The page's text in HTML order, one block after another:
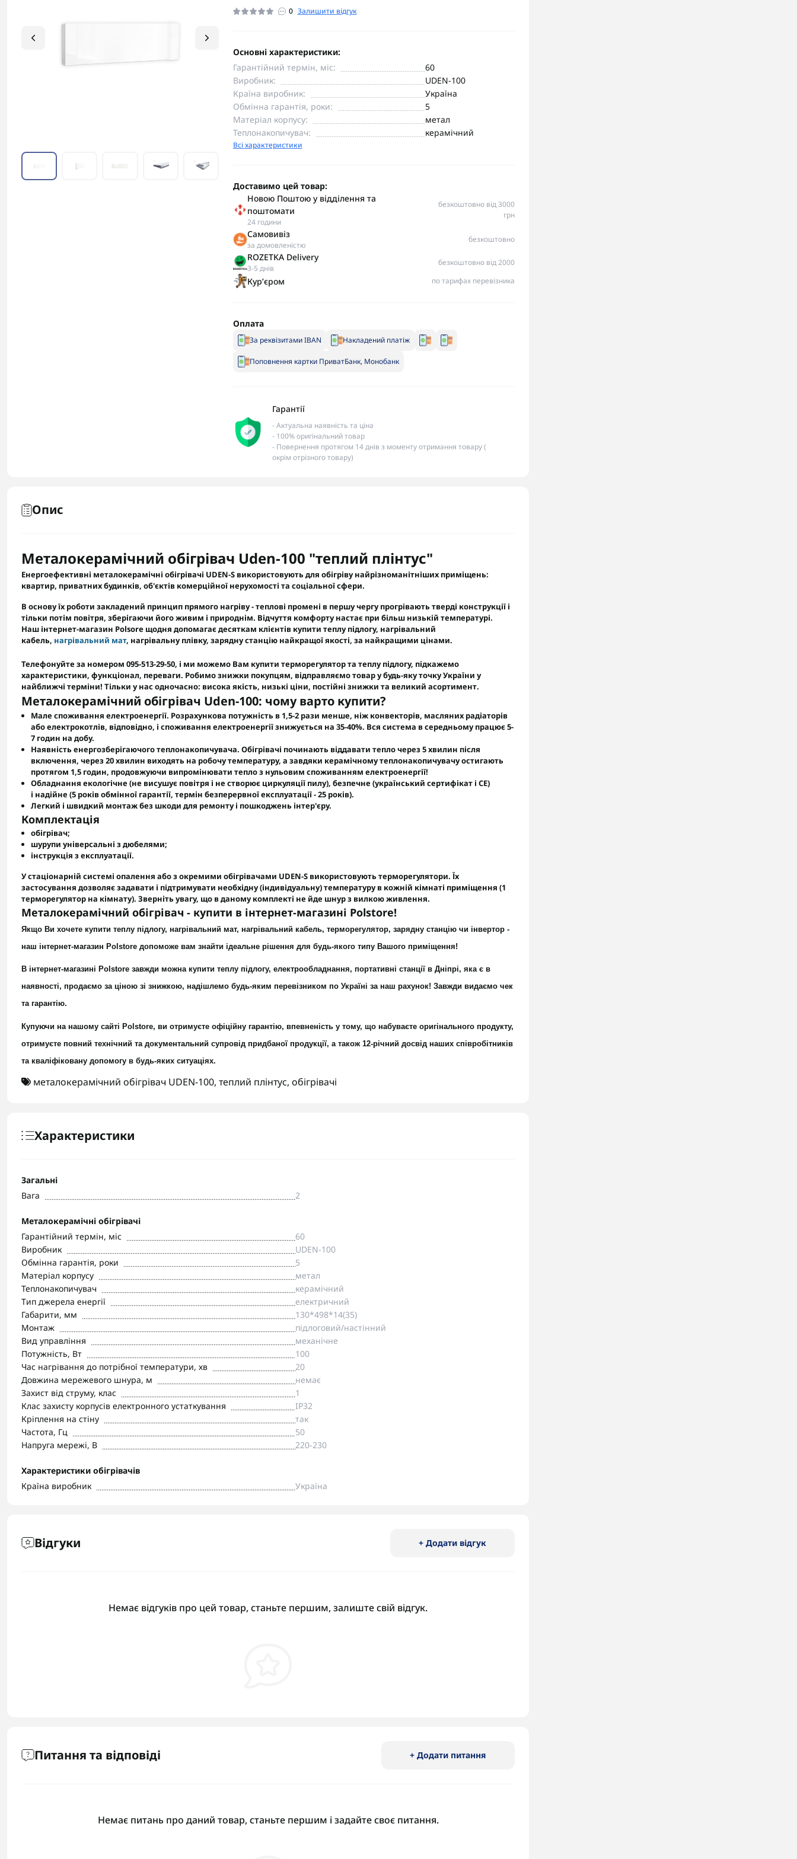
0 Залишити відгук
Основні характеристики:
Гарантійний термін, міс:
60
Виробник:
UDEN-100
Країна виробник:
Україна
Обмінна гарантія, роки:
5
Матеріал корпусу:
метал
Теплонакопичувач:
керамічний
Всі характеристики
Доставимо цей товар:
Новою Поштою у відділення та
поштомати
24 години
безкоштовно від 3000
грн
Самовивіз
за домовленістю
безкоштовно
ROZETKA Delivery
3-5 днів
безкоштовно від 2000
Курʼєром по тарифах перевізника
Оплата
За реквізитами IBAN Накладений платіж
Поповнення картки ПриватБанк, Монобанк
Гарантії
- Актуальна наявність та ціна
- 100% оригінальний товар
- Повернення протягом 14 днів з моменту отримання товару (
окрім отрізного товару)
Опис
Металокерамічний обігрівач Uden-100 "теплий плінтус"
Енергоефективні металокерамічні обігрівачі UDEN-S використовують для обігріву найрізноманітніших приміщень:
квартир, приватних будинків, об'єктів комерційної нерухомості та соціальної сфери.
В основу їх роботи закладений принцип прямого нагріву - теплові промені в першу чергу прогрівають тверді конструкції і
тільки потім повітря, зберігаючи його живим і природнім. Відчуття комфорту настає при більш низькій температурі.
Наш інтернет-магазин Polsore щодня допомагає десяткам клієнтів купити теплу підлогу, нагрівальний
кабель, нагрівальний мат, нагрівальну плівку, зарядну станцію найкращої якості, за найкращими цінами.
Телефонуйте за номером 095-513-29-50, і ми можемо Вам купити терморегулятор та теплу підлогу, підкажемо
характеристики, функціонал, переваги. Робимо знижки покупцям, відправляємо товар у будь-яку точку України у
найближчі терміни! Тільки у нас одночасно: висока якість, низькі ціни, постійні знижки та великий асортимент.
Металокерамічний обігрівач Uden-100: чому варто купити?
Мале споживання електроенергії. Розрахункова потужність в 1,5-2 рази менше, ніж конвекторів, масляних радіаторів
або електрокотлів, відповідно, і споживання електроенергії знижується на 35-40%. Вся система в середньому працює 5-
7 годин на добу.
Наявність енергозберігаючого теплонакопичувача. Обігрівачі починають віддавати тепло через 5 хвилин після
включення, через 20 хвилин виходять на робочу температуру, а завдяки керамічному теплонакопичувачу остигають
протягом 1,5 годин, продовжуючи випромінювати тепло з нульовим споживанням електроенергії!
Обладнання екологічне (не висушує повітря і не створює циркуляції пилу), безпечне (український сертифікат і CE)
і надійне (5 років обмінної гарантії, термін безперервної експлуатації - 25 років).
Легкий і швидкий монтажбез шкоди для ремонту і пошкоджень інтер'єру.
Комплектація
обігрівач;
шурупи універсальні з дюбелями;
інструкція з експлуатації.
У стаціонарній системі опалення або з окремими обігрівачами UDEN-S використовуютьтерморегулятори. Їх
застосування дозволяє задавати і підтримувати необхідну (індивідуальну) температуру в кожній кімнаті приміщення (1
терморегулятор на кімнату). Зверніть увагу, що в даному комплекті не йде шнур з вилкою живлення.
Металокерамічний обігрівач - купити в інтернет-магазині Polstore!
Якщо Ви хочете купити теплу підлогу, нагрівальний мат, нагрівальний кабель, терморегулятор, зарядну станцію чи інвертор -
наш інтернет-магазин Polstore допоможе вам знайти ідеальне рішення для будь-якого типу Вашого приміщення!
В інтернет-магазині Polstore завжди можна купити теплу підлогу, електрообладнання, портативні станції в Дніпрі, яка є в
наявності, продаємо за ціною зі знижкою, надішлемо будь-яким перевізником по Україні за наш рахунок! Завжди видаємо чек
та гарантію.
Купуючи на нашому сайті Polstore, ви отримуєте офіційну гарантію, впевненість у тому, що набуваєте оригінального продукту,
отримуєте повний технічний та документальний супровід придбаної продукції, а також 12-річний досвід наших співробітників
та кваліфіковану допомогу в будь-яких ситуаціях.
металокерамічний обігрівач UDEN-100, теплий плінтус, обігрівачі
Характеристики
Загальні
Вага
2
Металокерамічні обігрівачі
Гарантійний термін, міс
60
Виробник
UDEN-100
Обмінна гарантія, роки
5
Матеріал корпусу
метал
Теплонакопичувач
керамічний
Тип джерела енергії
електричний
Габарити, мм
130*498*14(35)
Монтаж
підлоговий/настінний
Вид управління
механічне
Потужність, Вт
100
Час нагрівання до потрібної температури, хв
20
Довжина мережевого шнура, м
немає
Захист від струму, клас
1
Клас захисту корпусів електронного устаткування
IP32
Кріплення на стіну
так
Частота, Гц
50
Напруга мережі, В
220-230
Характеристики обігрівачів
Країна виробник
Україна
Відгуки + Додати відгук
Немає відгуків про цей товар, станьте першим, залиште свій відгук.
Питання та відповіді + Додати питання
Немає питань про даний товар, станьте першим і задайте своє питання.